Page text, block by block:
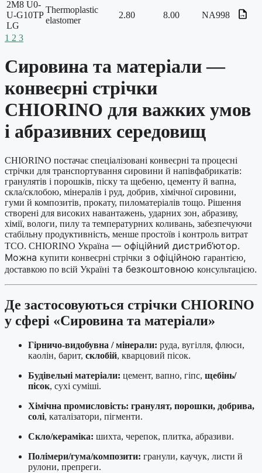
2M8 U0-
U-G10TP
LG
Thermoplastic
elastomer
2.80 8.00 NA998
1 2 3
Сировина та матеріали —
конвеєрні стрічки
CHIORINO для важких умов
і абразивних середовищ
CHIORINO постачає спеціалізовані конвеєрні та процесні
стрічки для транспортування сировини й напівфабрикатів:
гранулятів і порошків, піску та щебеню, цементу й вапна,
скла/склобою, мінералів і руд, добрив, хімічної сировини,
гуми й композитів, прокату, пиломатеріалів тощо. Рішення
створені для високих навантажень, ударних зон, абразиву,
хімії, вологи, пилу та температурних коливань, забезпечуючи
стабільну продуктивність, менше простоїв і контроль витрат
TCO. CHIORINO Україна — офіційний дистриб’ютор.
Можна купити конвеєрні стрічки з офіційною гарантією,
доставкою по всій Україні та безкоштовною консультацією.
Де застосовуються стрічки CHIORINO
у сфері «Сировина та матеріали»
Гірничо-видобувна / мінерали: руда, вугілля, флюси,
каолін, барит, склобій, кварцовий пісок.
Будівельні матеріали: цемент, вапно, гіпс, щебінь/
пісок, сухі суміші.
Хімічна промисловість: гранулят, порошки, добрива,
солі, каталізатори, пігменти.
Скло/кераміка: шихта, черепок, плитка, абразиви.
Полімери/гума/композити: гранули, каучук, листи й
рулони, препреги.